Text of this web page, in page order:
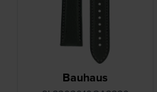
Bauhaus